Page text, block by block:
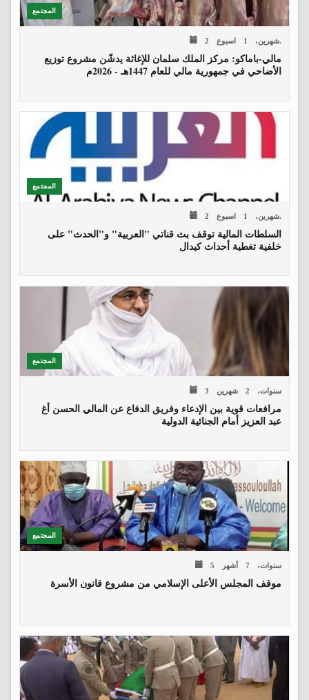
المجتمع
مالي-باماكو: مركز الملك سلمان للإغاثة يدشّن مشروع توزيع
الأضاحي في جمهورية مالي للعام 1447هـ - 2026م
المجتمع
السلطات المالية توقف بث قناتي "العربية" و"الحدث" على
خلفية تغطية أحداث كيدال
المجتمع
3 سنوات، 2 شهرين
مرافعات قوية بين الإدعاء وفريق الدفاع عن المالي الحسن أغ
عبد العزيز أمام الجنائية الدولية
المجتمع
5 سنوات، 7 أشهر
موقف المجلس الأعلى الإسلامي من مشروع قانون الأسرة